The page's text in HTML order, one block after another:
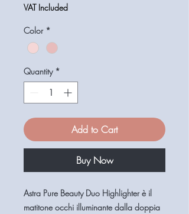
VAT Included
Color *
Quantity *
Add to Cart
Buy Now
Astra Pure Beauty Duo Highlighterè il
matitone occhi illuminante dalla doppia